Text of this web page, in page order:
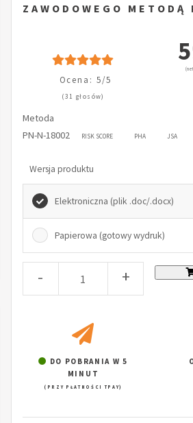
ZAWODOWEGO
Ocena: 5/5
(31 głosów)
Metoda
PN-N-18002
RISK SCORE PHA JSA
Wersja produktu
Elektroniczna (plik .doc/.docx)
Papierowa (gotowy wydruk)
- +
DO POBRANIA W 5
MINUT
(PRZY PŁATNOŚCI TPAY)